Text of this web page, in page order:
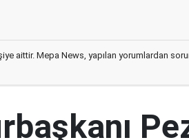
aittir. Mepa News, yapılan yorumlardan